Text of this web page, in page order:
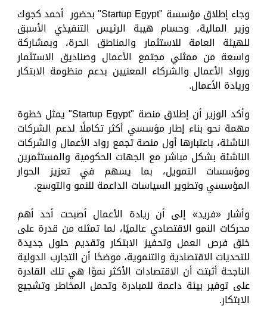
وجاء إطلاق مؤسسة "Startup Egypt" بحضور أحمد كجوك
وزير المالية، وحسام هيبة الرئيس التنفيذي الأسبق
للهيئة العامة للاستثمار والمناطق الحرة، وبمشاركة
واسعة من ممثلي مجتمع الأعمال وصناديق الاستثمار
ورواد الأعمال والشركاء المعنيين بدعم منظومة الابتكار
وريادة الأعمال.
وأكد الوزير أن إطلاق منصة "Startup Egypt" يمثل خطوة
مهمة نحو بناء إطار مؤسسي أكثر تكاملًا لدعم الشركات
الناشئة، باعتبارها أول منصة تجمع رواد الأعمال والشركات
الناشئة بشكل مباشر مع الجهات الحكومية والمستثمرين
ومؤسسات التمويل، بما يسهم في تعزيز الحوار
المؤسسي وتطوير السياسات الداعمة للنمو والتوسع.
وأشار «فريد» إلى أن ريادة الأعمال أصبحت أحد أهم
محركات النمو الاقتصادي عالميًا، لما تمثله من قدرة على
خلق فرص العمل وتحفيز الابتكار وتقديم حلول جديدة
للتحديات الاقتصادية والتنموية، موضحًا أن التجارب الدولية
الناجحة أثبتت أن الاقتصادات الأكثر نموًا هي تلك القادرة
على توفير بيئة داعمة للمبادرة وتحمل المخاطر وتشجيع
الابتكار.